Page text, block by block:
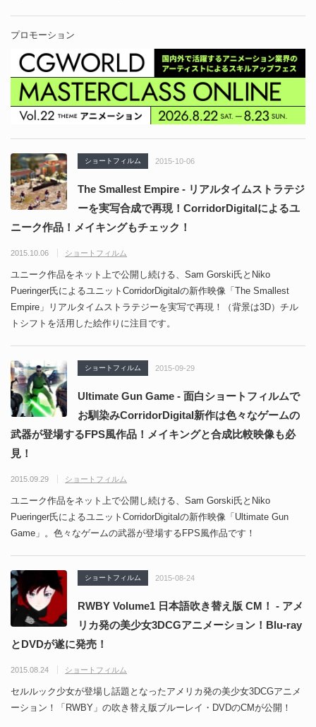
プロモーション
ショートフィルム 2015-10-06
The Smallest Empire - リアルタイムストラテジ
ーを実写合成で再現！CorridorDigitalによるユ
ニーク作品！メイキングもチェック！
2015.10.06 ショートフィルム
ユニーク作品をネット上で公開し続ける、Sam Gorski氏とNiko
Pueringer氏によるユニットCorridorDigitalの新作映像「The Smallest
Empire」リアルタイムストラテジーを実写で再現！（背景は3D）チル
トシフトを活用した絵作りに注目です。
ショートフィルム 2015-09-29
Ultimate Gun Game - 面白ショートフィルムで
お馴染みCorridorDigital新作は色々なゲームの
武器が登場するFPS風作品！メイキングと合成比較映像も必
見！
2015.09.29 ショートフィルム
ユニーク作品をネット上で公開し続ける、Sam Gorski氏とNiko
Pueringer氏によるユニットCorridorDigitalの新作映像「Ultimate Gun
Game」。色々なゲームの武器が登場するFPS風作品です！
ショートフィルム 2015-08-24
RWBY Volume1 日本語吹き替え版 CM！ - アメ
リカ発の美少女3DCGアニメーション！Blu-ray
とDVDが遂に発売！
2015.08.24 ショートフィルム
セルルック少女が登場し話題となったアメリカ発の美少女3DCGアニメ
ーション！「RWBY」の吹き替え版ブルーレイ・DVDのCMが公開！